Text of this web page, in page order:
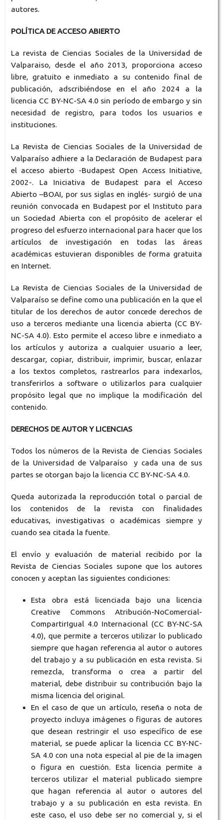
autores.
POLÍTICA DE ACCESO ABIERTO
La revista de Ciencias Sociales de la Universidad de
Valparaiso, desde el año 2013, proporciona acceso
libre, gratuito e inmediato a su contenido final de
publicación, adscribiéndose en el año 2024 a la
licencia CC BY-NC-SA 4.0 sin período de embargo y sin
necesidad de registro, para todos los usuarios e
instituciones.
La Revista de Ciencias Sociales de la Universidad de
Valparaíso adhiere a la Declaración de Budapest para
el acceso abierto -Budapest Open Access Initiative,
2002-. La Iniciativa de Budapest para el Acceso
Abierto –BOAI, por sus siglas en inglés- surgió de una
reunión convocada en Budapest por el Instituto para
un Sociedad Abierta con el propósito de acelerar el
progreso del esfuerzo internacional para hacer que los
artículos de investigación en todas las áreas
académicas estuvieran disponibles de forma gratuita
en Internet.
La Revista de Ciencias Sociales de la Universidad de
Valparaíso se define como una publicación en la que el
titular de los derechos de autor concede derechos de
uso a terceros mediante una licencia abierta (CC BY-
NC-SA 4.0). Esto permite el acceso libre e inmediato a
los artículos y autoriza a cualquier usuario a leer,
descargar, copiar, distribuir, imprimir, buscar, enlazar
a los textos completos, rastrearlos para indexarlos,
transferirlos a software o utilizarlos para cualquier
propósito legal que no implique la modificación del
contenido.
DERECHOS DE AUTOR Y LICENCIAS
Todos los números de la Revista de Ciencias Sociales
de la Universidad de Valparaíso y cada una de sus
partes se otorgan bajo la licencia CC BY-NC-SA 4.0.
Queda autorizada la reproducción total o parcial de
los contenidos de la revista con finalidades
educativas, investigativas o académicas siempre y
cuando sea citada la fuente.
El envío y evaluación de material recibido por la
Revista de Ciencias Sociales supone que los autores
conocen y aceptan las siguientes condiciones:
Esta obra está licenciada bajo una licencia
Creative Commons Atribución-NoComercial-
CompartirIgual 4.0 Internacional (CC BY-NC-SA
4.0), que permite a terceros utilizar lo publicado
siempre que hagan referencia al autor o autores
del trabajo y a su publicación en esta revista. Si
remezcla, transforma o crea a partir del
material, debe distribuir su contribución bajo la
misma licencia del original.
En el caso de que un artículo, reseña o nota de
proyecto incluya imágenes o figuras de autores
que desean restringir el uso específico de ese
material, se puede aplicar la licencia CC BY-NC-
SA 4.0 con una nota especial al pie de la imagen
o figura en cuestión. Esta licencia permite a
terceros utilizar el material publicado siempre
que hagan referencia al autor o autores del
trabajo y a su publicación en esta revista. En
este caso, el uso debe ser no comercial y, si el